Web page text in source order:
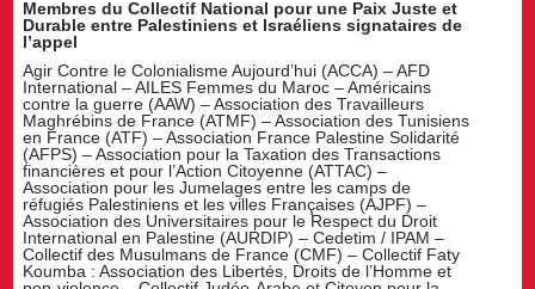
Membres du Collectif National pour une Paix Juste et
Durable entre Palestiniens et Israéliens signataires de
l’appel
Agir Contre le Colonialisme Aujourd’hui (ACCA) – AFD
International – AILES Femmes du Maroc – Américains
contre la guerre (AAW) – Association des Travailleurs
Maghrébins de France (ATMF) – Association des Tunisiens
en France (ATF) – Association France Palestine Solidarité
(AFPS) – Association pour la Taxation des Transactions
financières et pour l’Action Citoyenne (ATTAC) –
Association pour les Jumelages entre les camps de
réfugiés Palestiniens et les villes Françaises (AJPF) –
Association des Universitaires pour le Respect du Droit
International en Palestine (AURDIP) – Cedetim / IPAM –
Collectif des Musulmans de France (CMF) – Collectif Faty
Koumba : Association des Libertés, Droits de l’Homme et